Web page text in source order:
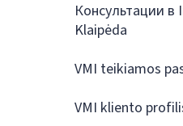
Консультации в
Klaipėda
VMI teikiamos
VMI kliento